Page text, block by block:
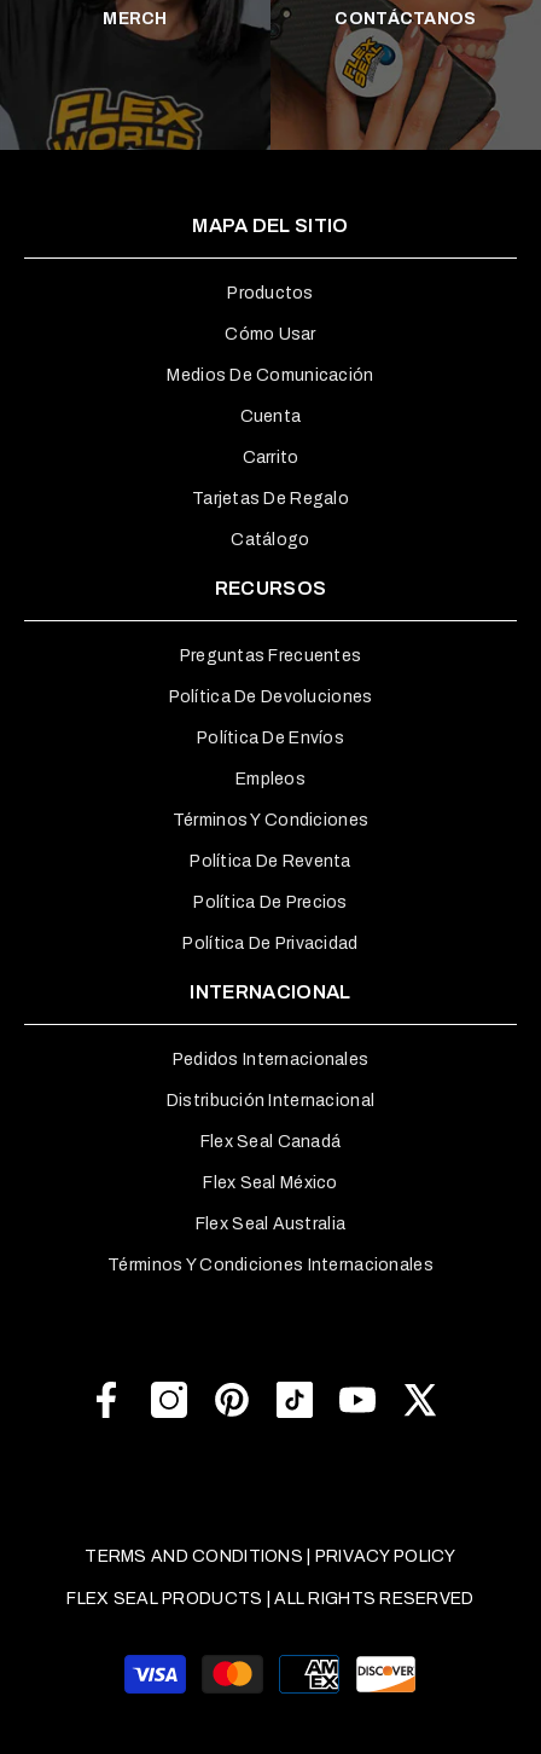
MERCH CONTÁCTANOS
MAPA DEL SITIO
Productos
Cómo Usar
Medios De Comunicación
Cuenta
Carrito
Tarjetas De Regalo
Catálogo
RECURSOS
Preguntas Frecuentes
Política De Devoluciones
Política De Envíos
Empleos
Términos Y Condiciones
Política De Reventa
Política De Precios
Política De Privacidad
INTERNACIONAL
Pedidos Internacionales
Distribución Internacional
Flex Seal Canadá
Flex Seal México
Flex Seal Australia
Términos Y Condiciones Internacionales
TERMS AND CONDITIONS PRIVACY POLICY
FLEX SEAL PRODUCTS | ALL RIGHTS RESERVED
Métodos
de